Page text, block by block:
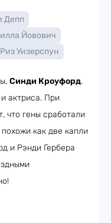
Депп
Йовович
Риз Уизерспун
Синди Кроуфорд.
актриса. При
что гены сработали
как две капли
и Рэнди Гербера